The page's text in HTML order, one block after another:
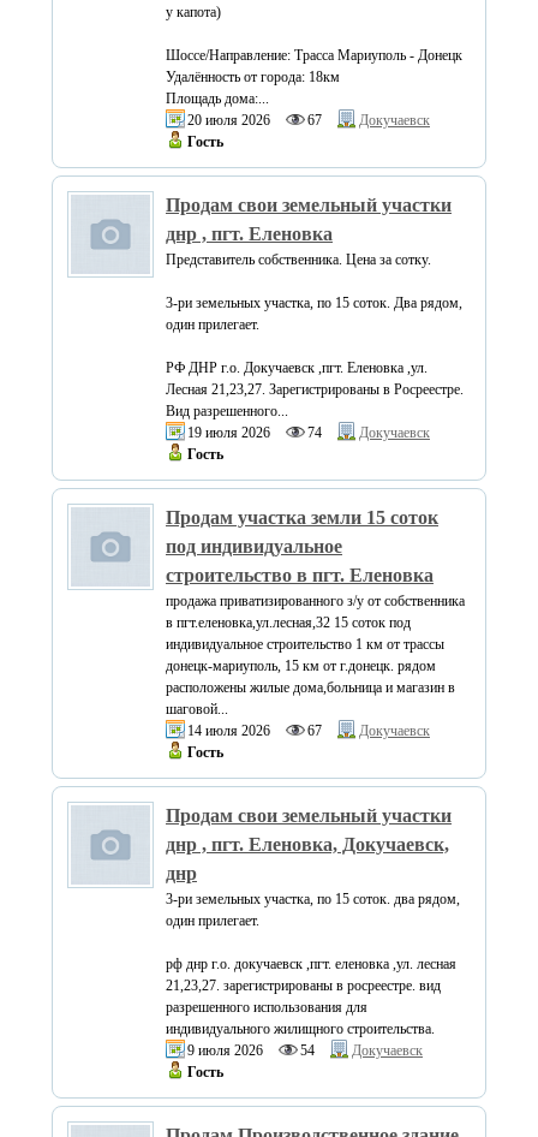
у капота)
Шоссе/Направление: Трасса Мариуполь - Донецк
Удалённость от города: 18км
Площадь дома:...
20 июля 2026
67
Докучаевск
Гость
Продам свои земельный участки
днр , пгт. Еленовка
Представитель собственника. Цена за сотку.
3-ри земельных участка, по 15 соток. Два рядом,
один прилегает.
РФ ДНР г.о. Докучаевск ,пгт. Еленовка ,ул.
Лесная 21,23,27. Зарегистрированы в Росреестре.
Вид разрешенного...
19 июля 2026
74
Докучаевск
Гость
Продам участка земли 15 соток
под индивидуальное
строительство в пгт. Еленовка
продажа приватизированного з/у от собственника
в пгт.еленовка,ул.лесная,32 15 соток под
индивидуальное строительство 1 км от трассы
донецк-мариуполь, 15 км от г.донецк. рядом
расположены жилые дома,больница и магазин в
шаговой...
14 июля 2026
67
Докучаевск
Гость
Продам свои земельный участки
днр , пгт. Еленовка, Докучаевск,
днр
3-ри земельных участка, по 15 соток. два рядом,
один прилегает.
рф днр г.о. докучаевск ,пгт. еленовка ,ул. лесная
21,23,27. зарегистрированы в росреестре. вид
разрешенного использования для
индивидуального жилищного строительства.
9 июля 2026
54
Докучаевск
Гость